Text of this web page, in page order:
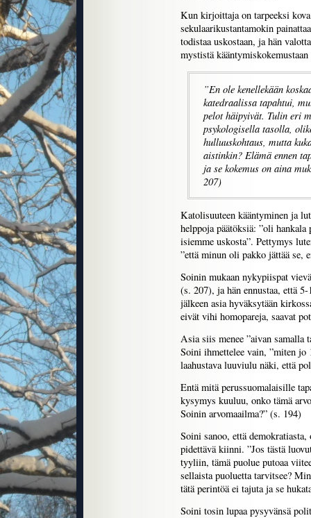
Kun kirjoittaja on tarpeeksi
sekulaarikustantamokin
todistaa uskostaan, ja hän
mystistä
”En ole kenellekään
katedraalissa tapahtui,
pelot häipyivät. Tulin eri
psykologisella tasolla,
hulluuskohtaus, mutta
aistinkin? Elämä ennen
ja se kokemus on aina
207)
Katolisuuteen kääntyminen ja
helppoja päätöksiä: ”oli
isiemme uskosta”. Pettymys
”että minun oli pakko jättää se,
Soinin mukaan nykypiispat
(s. 207), ja hän ennustaa, että
jälkeen asia hyväksytään
eivät vihi homopareja, saavat
Asia siis menee ”aivan samalla
Soini ihmettelee vain, ”miten
laahustava luuviulu näki, että
Entä mitä perussuomalaisille
kysymys kuuluu, onko tämä
Soinin arvomaailma?” (s. 194)
Soini sanoo, että
pidettävä kiinni. ”Jos tästä
tyyliin, tämä puolue putoaa
sellaista puoluetta tarvitsee?
tätä perintöä ei tajuta ja se
Soini tosin lupaa pysyvänsä